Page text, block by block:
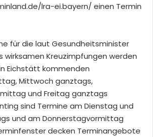
lra-ei.bayern/ einen Termin
für die laut Gesundheitsminister
wirksamen Kreuzimpfungen werden
Eichstätt kommenden
Mittwoch ganztags,
und Freitag ganztags
sind Termine am Dienstag und
und am Donnerstagvormittag
decken Terminangebote